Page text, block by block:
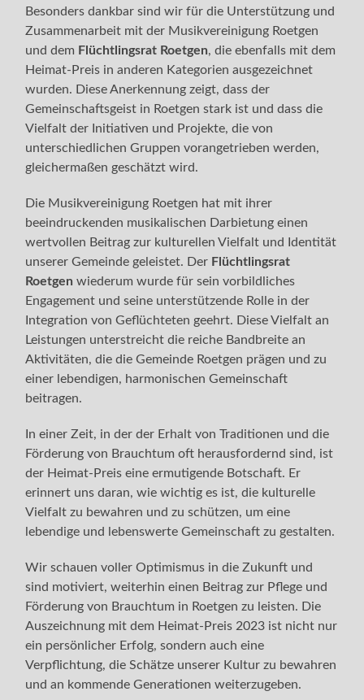
Besonders dankbar sind wir für die Unterstützung und
Zusammenarbeit mit der Musikvereinigung Roetgen
und dem Flüchtlingsrat Roetgen, die ebenfalls mit dem
Heimat-Preis in anderen Kategorien ausgezeichnet
wurden. Diese Anerkennung zeigt, dass der
Gemeinschaftsgeist in Roetgen stark ist und dass die
Vielfalt der Initiativen und Projekte, die von
unterschiedlichen Gruppen vorangetrieben werden,
gleichermaßen geschätzt wird.
Die Musikvereinigung Roetgen hat mit ihrer
beeindruckenden musikalischen Darbietung einen
wertvollen Beitrag zur kulturellen Vielfalt und Identität
unserer Gemeinde geleistet. Der Flüchtlingsrat
Roetgen wiederum wurde für sein vorbildliches
Engagement und seine unterstützende Rolle in der
Integration von Geflüchteten geehrt. Diese Vielfalt an
Leistungen unterstreicht die reiche Bandbreite an
Aktivitäten, die die Gemeinde Roetgen prägen und zu
einer lebendigen, harmonischen Gemeinschaft
beitragen.
In einer Zeit, in der der Erhalt von Traditionen und die
Förderung von Brauchtum oft herausfordernd sind, ist
der Heimat-Preis eine ermutigende Botschaft. Er
erinnert uns daran, wie wichtig es ist, die kulturelle
Vielfalt zu bewahren und zu schützen, um eine
lebendige und lebenswerte Gemeinschaft zu gestalten.
Wir schauen voller Optimismus in die Zukunft und
sind motiviert, weiterhin einen Beitrag zur Pflege und
Förderung von Brauchtum in Roetgen zu leisten. Die
Auszeichnung mit dem Heimat-Preis 2023 ist nicht nur
ein persönlicher Erfolg, sondern auch eine
Verpflichtung, die Schätze unserer Kultur zu bewahren
und an kommende Generationen weiterzugeben.